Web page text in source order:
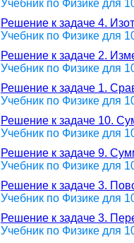
Учебник по Физике для
Решение к задаче 4.
Учебник по Физике для
Решение к задаче 2.
Учебник по Физике для
Решение к задаче 1.
Учебник по Физике для
Решение к задаче 10.
Учебник по Физике для
Решение к задаче 9.
Учебник по Физике для
Решение к задаче 3.
Учебник по Физике для
Решение к задаче 3.
Учебник по Физике для